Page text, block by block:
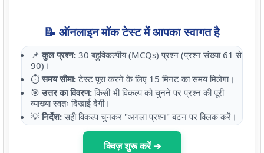
📝 ऑनलाइन मॉक टेस्ट में आपका स्वागत है
📌कुल प्रश्न: 30 बहुविकल्पीय (MCQs) प्रश्न (प्रश्न संख्या 61 से
90)।
⏱️समय सीमा:टेस्ट पूरा करने के लिए 15 मिनट का समय मिलेगा।
🎯उत्तर का विवरण:किसी भी विकल्प को चुनने पर प्रश्न की पूरी
व्याख्या स्वतः दिखाई देगी।
💡निर्देश:सही विकल्प चुनकर "अगला प्रश्न" बटन पर क्लिक करें।
क्विज़ शुरू करें ➔